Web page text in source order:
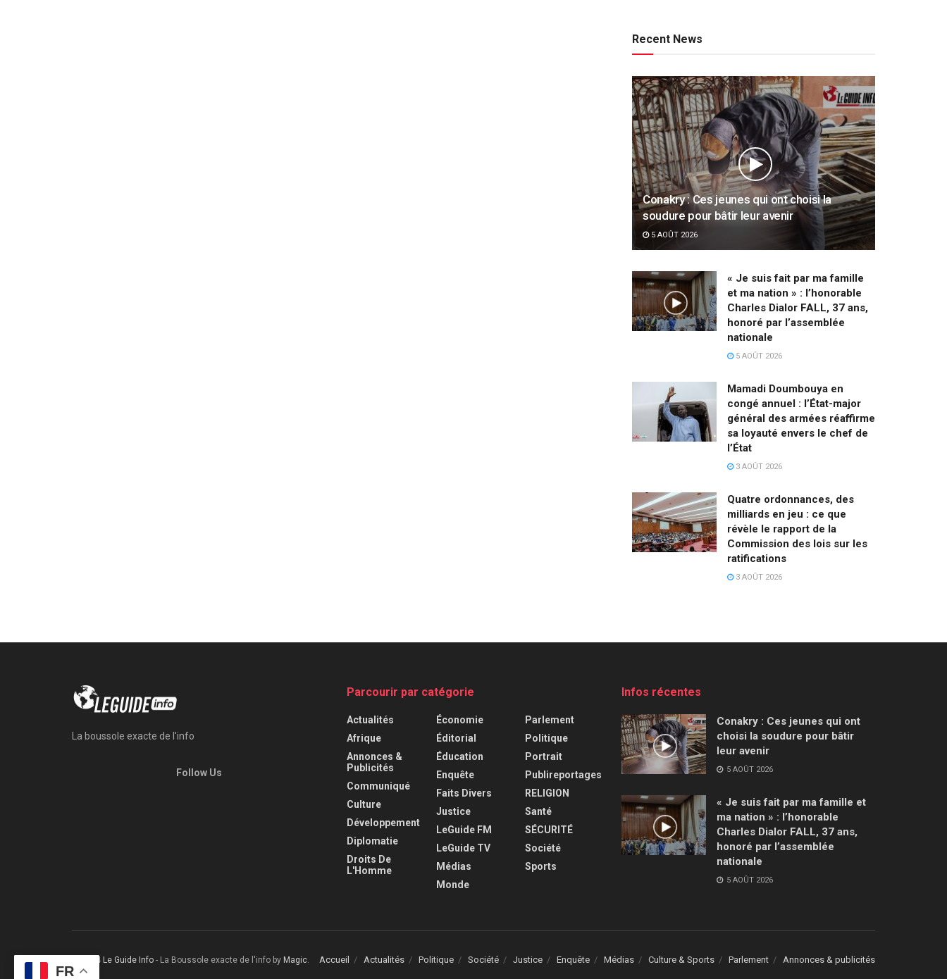
Recent News
Conakry : Ces jeunes qui ont choisi la
soudure pour bâtir leur avenir
5 AOÛT 2026
« Je suis fait par ma famille
et ma nation » : l’honorable
Charles Dialor FALL, 37 ans,
honoré par l’assemblée
nationale
5 AOÛT 2026
Mamadi Doumbouya en
congé annuel : l’État-major
général des armées réaffirme
sa loyauté envers le chef de
l’État
3 AOÛT 2026
Quatre ordonnances, des
milliards en jeu : ce que
révèle le rapport de la
Commission des lois sur les
ratifications
3 AOÛT 2026
La boussole exacte de l'info
Follow Us
Parcourir par catégorie
Actualités
Afrique
Annonces &
Publicités
Communiqué
Culture
Développement
Diplomatie
Droits De
L'Homme
Économie
Éditorial
Éducation
Enquête
Faits Divers
Justice
LeGuide FM
LeGuide TV
Médias
Monde
Parlement
Politique
Portrait
Publireportages
RELIGION
Santé
SÉCURITÉ
Société
Sports
Infos récentes
Conakry : Ces jeunes qui ont
choisi la soudure pour bâtir
leur avenir
5 AOÛT 2026
« Je suis fait par ma famille et
ma nation » : l’honorable
Charles Dialor FALL, 37 ans,
honoré par l’assemblée
nationale
5 AOÛT 2026
Accueil Actualités Politique Société Justice Enquête Médias Culture & Sports Parlement Annonces & publicités
© 2024 Le Guide Info - La Boussole exacte de l'info by Magic
FR